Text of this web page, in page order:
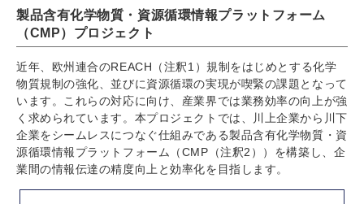
製品含有化学物質・資源循環情報プラットフォーム
（CMP）プロジェクト
近年、欧州連合のREACH（注釈1）規制をはじめとする化学
物質規制の強化、並びに資源循環の実現が喫緊の課題となって
います。これらの対応に向け、産業界では業務効率の向上が強
く求められています。本プロジェクトでは、川上企業から川下
企業をシームレスにつなぐ仕組みである製品含有化学物質・資
源循環情報プラットフォーム（CMP（注釈2））を構築し、企
業間の情報伝達の精度向上と効率化を目指します。